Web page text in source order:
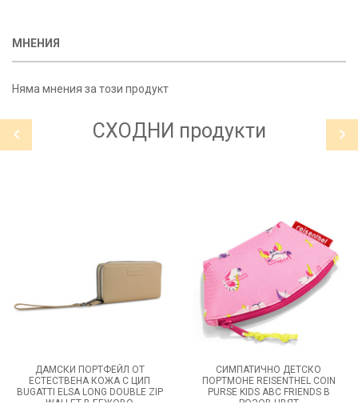
МНЕНИЯ
Няма мнения за този продукт
СХОДНИ продукти
ДАМСКИ ПОРТФЕЙЛ ОТ
ЕСТЕСТВЕНА КОЖА С ЦИП
BUGATTI ELSA LONG DOUBLE ZIP
WALLET В БЕЖОВО
СИМПАТИЧНО ДЕТСКО
ПОРТМОНЕ REISENTHEL COIN
PURSE KIDS ABC FRIENDS В
РОЗОВ ЦВЯТ